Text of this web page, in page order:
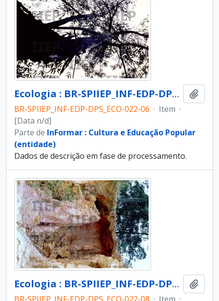
Ecologia : BR-SPIIEP_INF-EDP-DPS_ECO-022-06 [diapositivo]
BR-SPIIEP_INF-EDP-DPS_ECO-022-06 · Item ·
[Data n/d]
Parte de InFormar : Cultura e Educação Popular
(entidade)
Dados de descrição em fase de processamento.
Ecologia : BR-SPIIEP_INF-EDP-DPS_ECO-022-08 [diapositivo]